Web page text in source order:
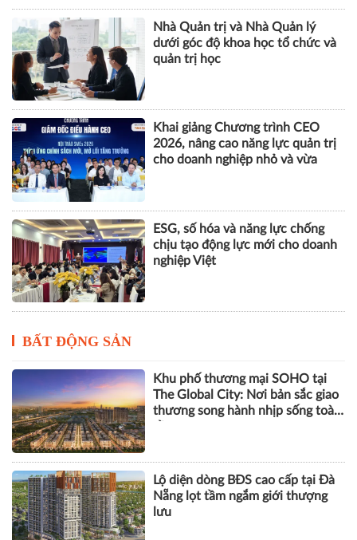
Nhà Quản trị và Nhà Quản lý
dưới góc độ khoa học tổ chức và
quản trị học
Khai giảng Chương trình CEO
2026, nâng cao năng lực quản trị
cho doanh nghiệp nhỏ và vừa
ESG, số hóa và năng lực chống
chịu tạo động lực mới cho doanh
nghiệp Việt
BẤT ĐỘNG SẢN
Khu phố thương mại SOHO tại
The Global City: Nơi bản sắc giao
thương song hành nhịp sống toàn
Lộ diện dòng BĐS cao cấp tại Đà
Nẵng lọt tầm ngắm giới thượng
lưu